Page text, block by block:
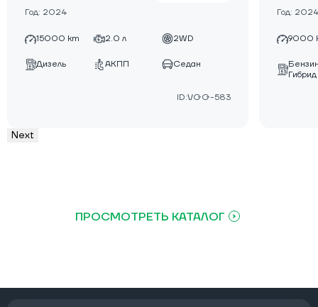
Год: 2024
15000 km 2.0 л 2WD
Дизель АКПП Седан
ID:VGG-583
Год:
9000
Гибрид
Next
ПРОСМОТРЕТЬ КАТАЛОГ